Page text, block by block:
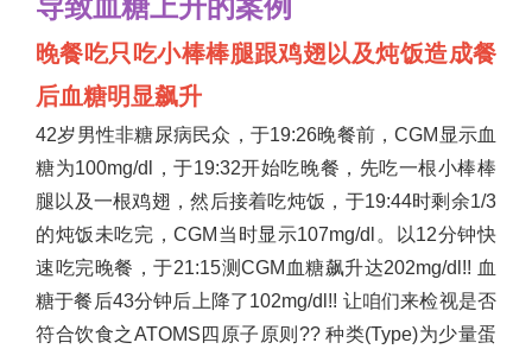
晚餐吃只吃小棒棒腿跟鸡翅以及炖饭造成餐
后血糖明显飙升
42岁男性非糖尿病民众，于19:26晚餐前，CGM显示血
糖为100mg/dl，于19:32开始吃晚餐，先吃一根小棒棒
腿以及一根鸡翅，然后接着吃炖饭，于19:44时剩余1/3
的炖饭未吃完，CGM当时显示107mg/dl。以12分钟快
速吃完晚餐，于21:15测CGM血糖飙升达202mg/dl!! 血
糖于餐后43分钟后上降了102mg/dl!! 让咱们来检视是否
符合饮食之ATOMS四原子原则?? 种类(Type)为少量蛋